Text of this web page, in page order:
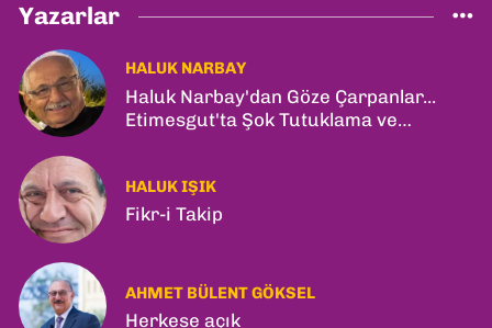
Yazarlar
HALUK NARBAY
Haluk Narbay'dan Göze Çarpanlar...
Etimesgut'ta Şok Tutuklama ve
HALUK IŞIK
Fikr-i Takip
AHMET BÜLENT GÖKSEL
Herkese açık